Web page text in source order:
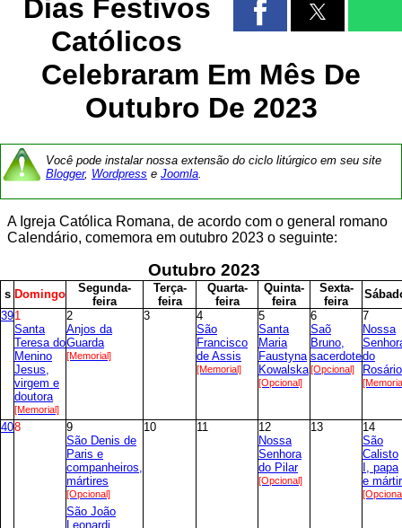
Dias Festivos
Católicos
Celebraram Em Mês De
Outubro De 2023
Você pode instalar nossa extensão do ciclo litúrgico em seu site
Blogger, Wordpress e Joomla.
A Igreja Católica Romana, de acordo com o general romano
Calendário, comemora em outubro 2023 o seguinte:
Outubro 2023
s Domingo Segunda-
feira
Terça-
feira
Quarta-
feira
Quinta-
feira
Sexta-
feira
S
391
Santa
Teresa do
Menino
Jesus,
virgem e
doutora
[Memorial]
2
Anjos da
Guarda
[Memorial]
3
4
São
Francisco
de Assis
[Memorial]
5
Santa
Maria
Faustyna
Kowalska
[Opcional]
6
Saõ
Bruno,
sacerdote
[Opcional]
7
Nossa
do
Rosário
408
9
São Denis de
Paris e
companheiros,
mártires
[Opcional]
São João
Leonardi,
10 11
12
Nossa
Senhora
do Pilar
[Opcional]
13
14
São
Calisto
I, papa
e mártir